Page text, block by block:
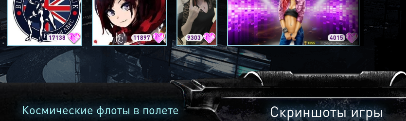
17138 11897 9303 4015
Космические флоты в полете Скриншоты игры